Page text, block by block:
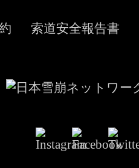
索道安全報告書